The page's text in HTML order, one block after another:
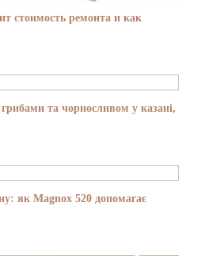
стоимость ремонта и как
та чорносливом у казані,
як Magnox 520 допомагає